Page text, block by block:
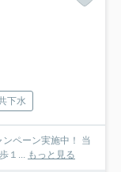
下水
ペーン実施中！ 当
１... もっと見る